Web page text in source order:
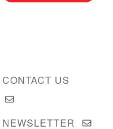
CONTACT US
NEWSLETTER